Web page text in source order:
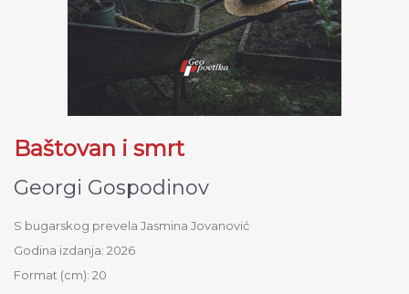
Baštovan i smrt
Georgi Gospodinov
S bugarskog prevela Jasmina Jovanović
Godina izdanja: 2026
Format (cm): 20